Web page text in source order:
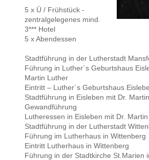
5 x Ü / Frühstück -
zentralgelegenes mind.
3*** Hotel
5 x Abendessen
Stadtführung in der Lutherstadt
Führung in Luther´s Geburtshaus
Martin Luther
Eintritt – Luther´s Geburtshaus
Stadtführung in Eisleben mit Dr.
Gewandführung
Lutheressen in Eisleben mit Dr.
Stadtführung in der Lutherstadt
Führung im Lutherhaus in Wittenberg
Eintritt Lutherhaus in Wittenberg
Führung in der Stadtkirche St.Marien